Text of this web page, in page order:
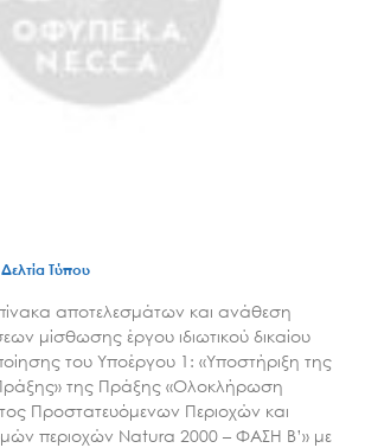
Τύπου
αποτελεσμάτων και ανάθεση
μίσθωσης έργου ιδιωτικού δικαίου
του Υποέργου 1: «Υποστήριξη της
Πράξης» της Πράξης «Ολοκλήρωση
Προστατευόμενων Περιοχών και
περιοχών Natura 2000 – ΦΑΣΗ Β’» με